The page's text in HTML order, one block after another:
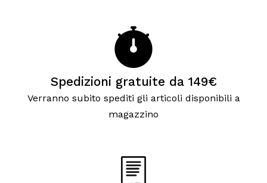
Spedizioni gratuite da 149€
Verranno subito spediti gli articoli disponibili a
magazzino